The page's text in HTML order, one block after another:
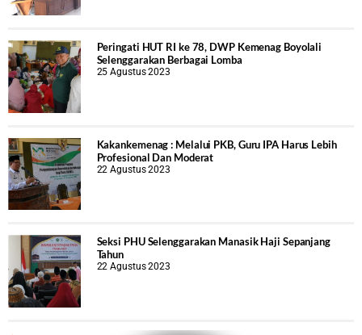
Peringati HUT RI ke 78, DWP Kemenag Boyolali
Selenggarakan Berbagai Lomba
25 Agustus 2023
Kakankemenag : Melalui PKB, Guru IPA Harus Lebih
Profesional Dan Moderat
22 Agustus 2023
Seksi PHU Selenggarakan Manasik Haji Sepanjang
Tahun
22 Agustus 2023